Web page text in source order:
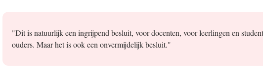
"Dit is natuurlijk een ingrijpend besluit, voor docenten, voor leerlingen en
ouders. Maar het is ook een onvermijdelijk besluit."